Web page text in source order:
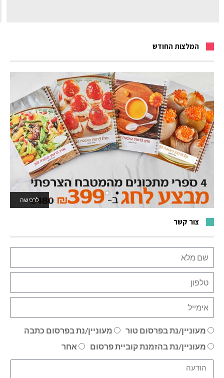
המלצות החודש
לרכישה
לאתר המשחקים
צור קשר
מעוניין/נת בפרסום טור
מעוניין/נת בפרסום כתבה
מעוניין/נת בהזמנת קוביית פרסום
אחר